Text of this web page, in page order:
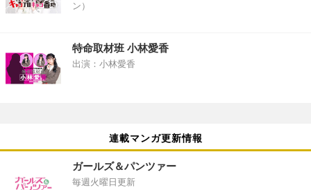
ン）
特命取材班 小林愛香
出演：小林愛香
連載マンガ更新情報
ガールズ＆パンツァー
毎週火曜日更新